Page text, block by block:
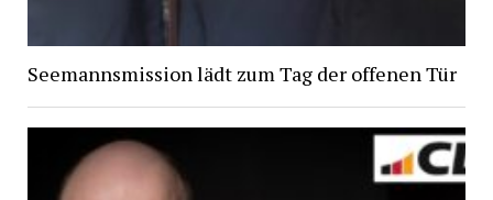
Seemannsmission lädt zum Tag der offenen Tür